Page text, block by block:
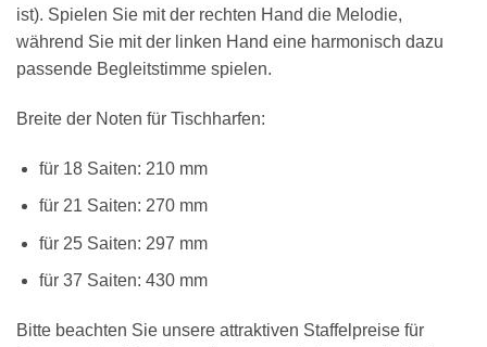
ist). Spielen Sie mit der rechten Hand die Melodie,
während Sie mit der linken Hand eine harmonisch dazu
passende Begleitstimme spielen.
Breite der Noten für Tischharfen:
für 18 Saiten: 210 mm
für 21 Saiten: 270 mm
für 25 Saiten: 297 mm
für 37 Saiten: 430 mm
Bitte beachten Sie unsere attraktiven Staffelpreise für
18 SAITEN 21 SAITEN 25 SAITEN
AKKORDZITHER